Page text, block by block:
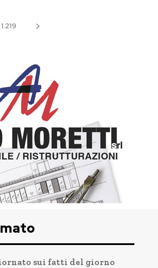
1.219
sui fatti del giorno